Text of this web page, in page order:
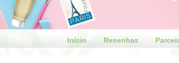
Início Resenhas